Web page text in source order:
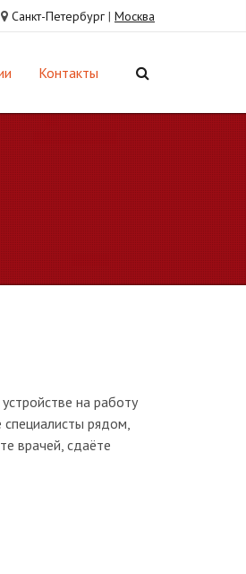
Санкт-Петербург | Москва
Контакты
на работу
рядом,
врачей, сдаёте